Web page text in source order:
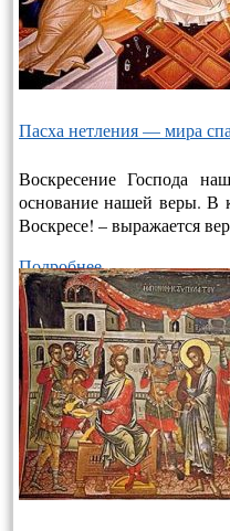
Пасха нетления — мира
Воскресение Господа
основание нашей веры. В
Воскресе! – выража­ется
Подробнее…